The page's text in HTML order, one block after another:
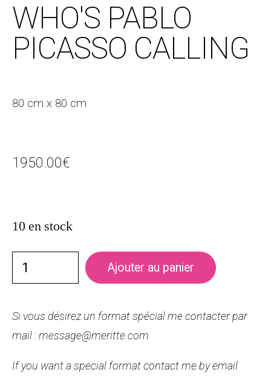
WHO'S PABLO
PICASSO CALLING
80 cm x 80 cm
1950.00€
10 en stock
Ajouter au panier
Si vous désirez un format spécial me contacter par
mail : message@meritte.com
If you want a special format contact me by email